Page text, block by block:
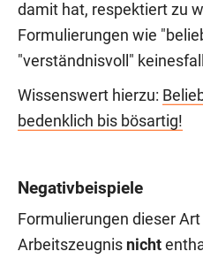
damit hat, respektiert zu
Formulierungen wie
"verständnisvoll"
Wissenswert hierzu:
bedenklich bis bösartig!
Negativbeispiele
Formulierungen dieser
Arbeitszeugnis nicht